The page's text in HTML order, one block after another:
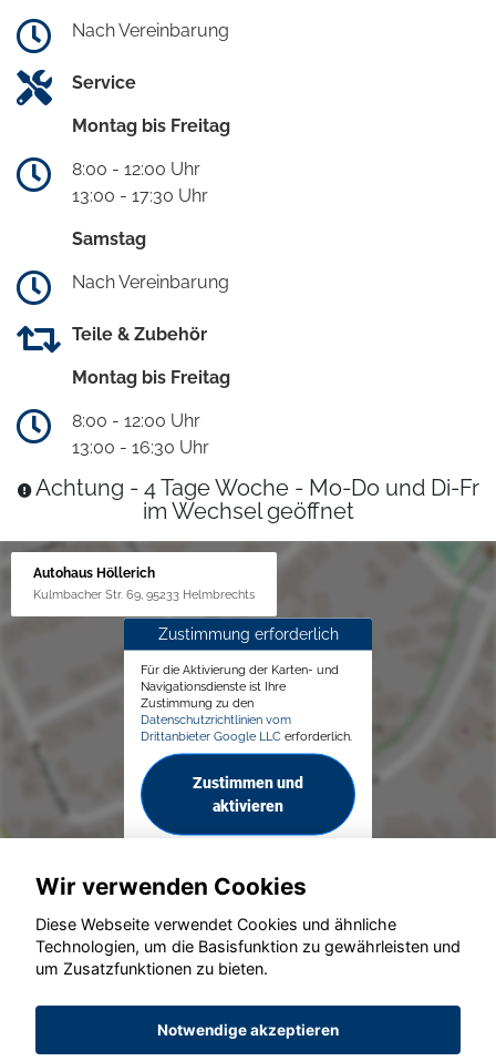
Nach Vereinbarung
Service
Montag bis Freitag
8:00 - 12:00 Uhr
13:00 - 17:30 Uhr
Samstag
Nach Vereinbarung
Teile & Zubehör
Montag bis Freitag
8:00 - 12:00 Uhr
13:00 - 16:30 Uhr
Achtung - 4 Tage Woche - Mo-Do und Di-Fr
im Wechsel geöffnet
Autohaus Höllerich
Kulmbacher Str. 69, 95233 Helmbrechts
Zustimmung erforderlich
Für die Aktivierung der Karten- und
Navigationsdienste ist Ihre
Zustimmung zu den
Datenschutzrichtlinien vom
Drittanbieter Google LLC erforderlich.
Zustimmen und
aktivieren
© konjunkturmotor.de GmbH 2020 - 2026
Wir verwenden Cookies
Diese Webseite verwendet Cookies und ähnliche
Technologien, um die Basisfunktion zu gewährleisten und
um Zusatzfunktionen zu bieten.
Notwendige akzeptieren